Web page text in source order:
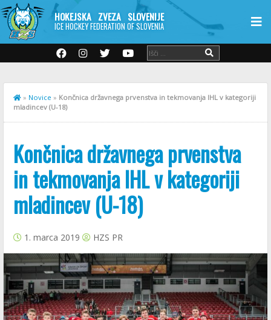
HOKEJSKA ZVEZA SLOVENIJE
ICE HOCKEY FEDERATION OF SLOVENIA
» Novice » Končnica državnega prvenstva in tekmovanja IHL v kategoriji
mladincev (U-18)
Končnica državnega prvenstva
in tekmovanja IHL v kategoriji
mladincev (U-18)
1. marca 2019 HZS PR